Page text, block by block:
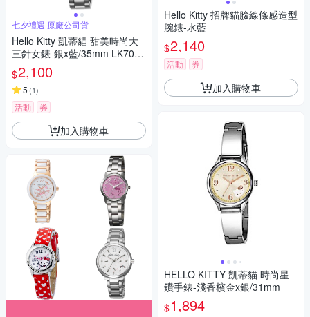
七夕禮遇 原廠公司貨
Hello Kitty 凱蒂貓 甜美時尚大
三針女錶-銀x藍/35mm LK703L
WNA 七夕寵愛季 送禮推薦
$2,100
5 (1)
活動 券
加入購物車
Hello Kitty 招牌貓臉線條感造型
腕錶-水藍
$2,140
活動 券
加入購物車
HELLO KITTY 凱蒂貓 時尚星
鑽手錶-淺香檳金x銀/31mm
$1,894